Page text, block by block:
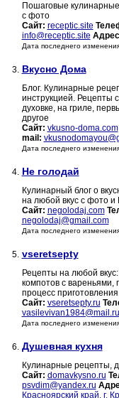
Пошаговые
с фото
Сайт: receptic.site
info@receptic.site
Дата последнего
3. Вкусно Дома
Блог. Кулинарные
инструкцией. Рецепты
духовке, на гриле,
другое
Сайт: vkusno-doma.com
mail:
Дата последнего
4. Не голодай
Кулинарный блог о
на любой вкус с фото
Сайт: negolodaj.com
negolodaj@gmail.com
Дата последнего
5. vseretsepty
Рецепты на любой
компотов с вареньями,
процесс
Сайт: vseretsepty.ru
vasilevivan1984@mail.ru
Дата последнего
6. Душевная кухня
Кулинарные рецепты,
Сайт: domavkysno.ru
psvdim@yandex.ru
Красноярский край, г.